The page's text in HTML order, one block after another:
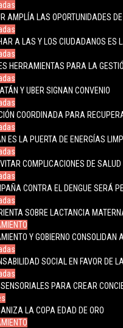
AMPLÍA LAS OPORTUNIDADES
A LAS Y LOS CIUDADANOS ES
HERRAMIENTAS PARA LA
Y UBER SIGNAN CONVENIO
COORDINADA PARA
ES LA PUERTA DE ENERGÍAS
COMPLICACIONES DE SALUD
CONTRA EL DENGUE SERÁ
SOBRE LACTANCIA
Y GOBIERNO
SOCIAL EN FAVOR DE
PARA CREAR
LA COPA EDAD DE ORO